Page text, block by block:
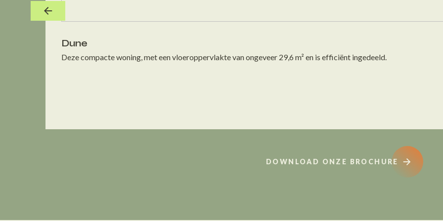
Dune
Deze compacte woning, met een vloeroppervlakte van ongeveer 29,6 m² en is efficiënt ingedeeld.
DOWNLOAD ONZE BROCHURE